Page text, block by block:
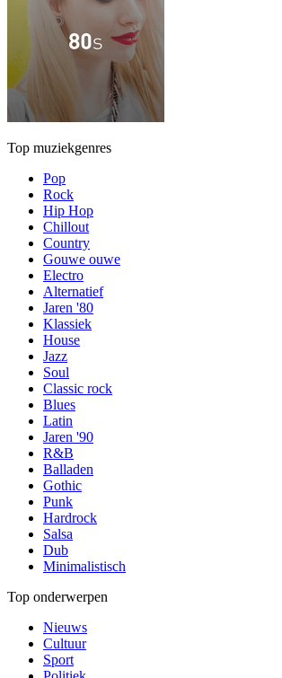
Top muziekgenres
Pop
Rock
Hip Hop
Chillout
Country
Gouwe ouwe
Electro
Alternatief
Jaren '80
Klassiek
House
Jazz
Soul
Classic rock
Blues
Latin
Jaren '90
R&B
Balladen
Gothic
Punk
Hardrock
Salsa
Dub
Minimalistisch
Top onderwerpen
Nieuws
Cultuur
Sport